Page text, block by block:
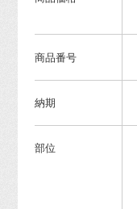
商品番号
納期
部位